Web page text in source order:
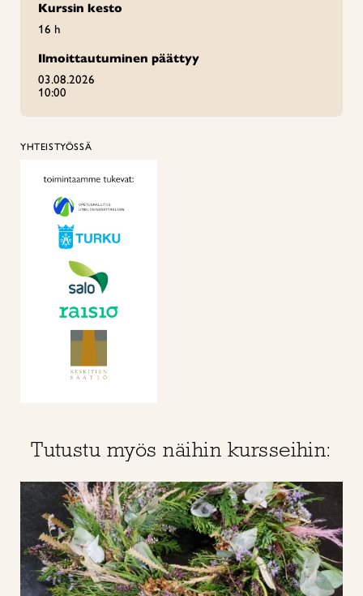
Kurssin kesto
16 h
Ilmoittautuminen päättyy
03.08.2026
10:00
YHTEISTYÖSSÄ
Tutustu myös näihin kursseihin: